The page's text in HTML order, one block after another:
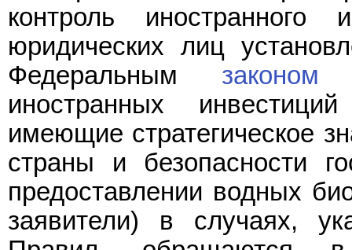
контроль
юридических лиц
Федеральным законом
иностранных
имеющие стратегическое
страны и безопасности
предоставлении водных
заявители) в случаях,